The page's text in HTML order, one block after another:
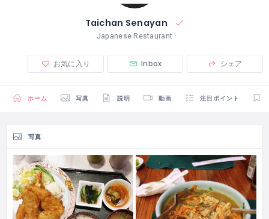
Taichan Senayan
Japanese Restaurant
お気に入り Inbox シェア
ホーム 写真 説明 動画 注目ポイント
写真